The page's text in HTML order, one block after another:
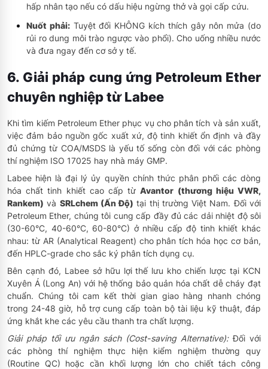
hấp nhân tạo nếu có dấu hiệu ngừng thở và gọi cấp cứu.
Nuốt phải:Tuyệt đối KHÔNG kích thích gây nôn mửa (do
rủi ro dung môi trào ngược vào phổi). Cho uống nhiều nước
và đưa ngay đến cơ sở y tế.
6. Giải pháp cung ứng Petroleum Ether
chuyên nghiệp từ Labee
Khi tìm kiếm Petroleum Ether phục vụ cho phân tích và sản xuất,
việc đảm bảo nguồn gốc xuất xứ, độ tinh khiết ổn định và đầy
đủ chứng từ COA/MSDS là yếu tố sống còn đối với các phòng
thí nghiệm ISO 17025 hay nhà máy GMP.
Labee hiện là đại lý ủy quyền chính thức phân phối các dòng
hóa chất tinh khiết cao cấp từAvantor (thương hiệu VWR,
Rankem) và SRLchem (Ấn Độ) tại thị trường Việt Nam. Đối với
Petroleum Ether, chúng tôi cung cấp đầy đủ các dải nhiệt độ sôi
(30-60°C, 40-60°C, 60-80°C) ở nhiều cấp độ tinh khiết khác
nhau: từ AR (Analytical Reagent) cho phân tích hóa học cơ bản,
đến HPLC-grade cho sắc ký phân tích dụng cụ.
Bên cạnh đó, Labee sở hữu lợi thế lưu kho chiến lược tại KCN
Xuyên Á (Long An) với hệ thống bảo quản hóa chất dễ cháy đạt
chuẩn. Chúng tôi cam kết thời gian giao hàng nhanh chóng
trong 24-48 giờ, hỗ trợ cung cấp toàn bộ tài liệu kỹ thuật, đáp
ứng khắt khe các yêu cầu thanh tra chất lượng.
Giải pháp tối ưu ngân sách (Cost-saving Alternative):Đối với
các phòng thí nghiệm thực hiện kiểm nghiệm thường quy
(Routine QC) hoặc cần khối lượng lớn cho chiết tách công